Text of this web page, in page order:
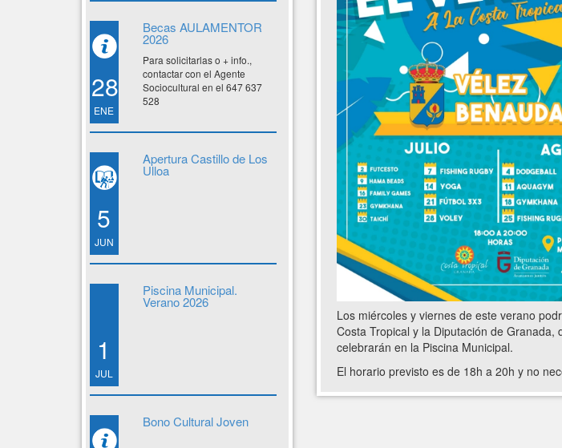
28
ENE
Becas AULAMENTOR
2026
Para solicitarlas o + info.,
contactar con el Agente
Sociocultural en el 647 637
528
5
JUN
Apertura Castillo de Los
Ulloa
1
JUL
Piscina Municipal.
Verano 2026
Bono Cultural Joven
Los miércoles y viernes de este verano
Costa Tropical y la Diputación de
celebrarán en la Piscina Municipal.
El horario previsto es de 18h a 20h y no